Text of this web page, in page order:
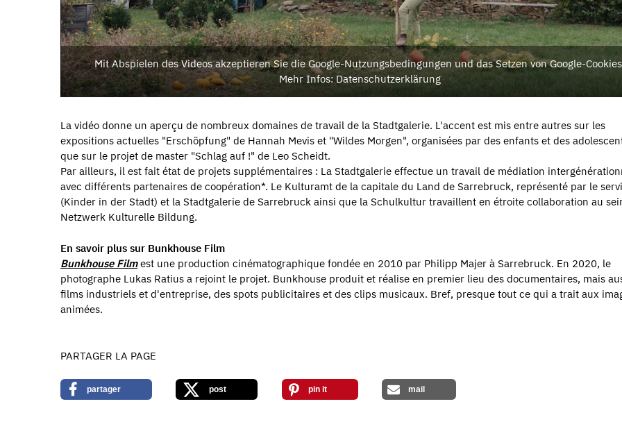
Mit Abspielen des Videos akzeptieren Sie die Google-Nutzungsbedingungen und das Setzen von Google-
Mehr Infos: Datenschutzerklärung
La vidéo donne un aperçu de nombreux domaines de travail de la Stadtgalerie. L'accent est mis entre autres sur les
expositions actuelles "Erschöpfung" de Hannah Mevis et "Wildes Morgen", organisées par des enfants et des
que sur le projet de master "Schlag auf !" de Leo Scheidt.
Par ailleurs, il est fait état de projets supplémentaires : La Stadtgalerie effectue un travail de médiation
avec différents partenaires de coopération*. Le Kulturamt de la capitale du Land de Sarrebruck, représenté par le
(Kinder in der Stadt) et la Stadtgalerie de Sarrebruck ainsi que la Schulkultur travaillent en étroite collaboration au
Netzwerk Kulturelle Bildung.
En savoir plus sur Bunkhouse Film
Bunkhouse Filmest une production cinématographique fondée en 2010 par Philipp Majer à Sarrebruck. En 2020, le
photographe Lukas Ratius a rejoint le projet. Bunkhouse produit et réalise en premier lieu des documentaires, mais
films industriels et d'entreprise, des spots publicitaires et des clips musicaux. Bref, presque tout ce qui a trait aux
animées.
PARTAGER LA PAGE
partager post pin it mail